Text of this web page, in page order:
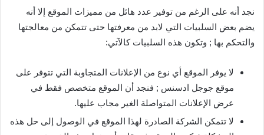
نجد أنه على الرغم من توفير عدد هائل من مميزات الموقع إلا أنه
يضم بعض السلبيات التي لابد من معرفتها حتى تتمكن من معالجتها
والتحكم بها ; وتكون هذه السلبيات كالآتي:
لا يوفر الموقع أي نوع من الإعلانات المتجاوبة التي تتوفر على
موقع جوجل ادسنس ; فنجد أن الموقع متخصص فقط في
عرض الإعلانات المتواصلة الغير مجاب عليها.
لا تتمكن الشركة الصادرة لهذا الموقع في الوصول إلى حل هذه